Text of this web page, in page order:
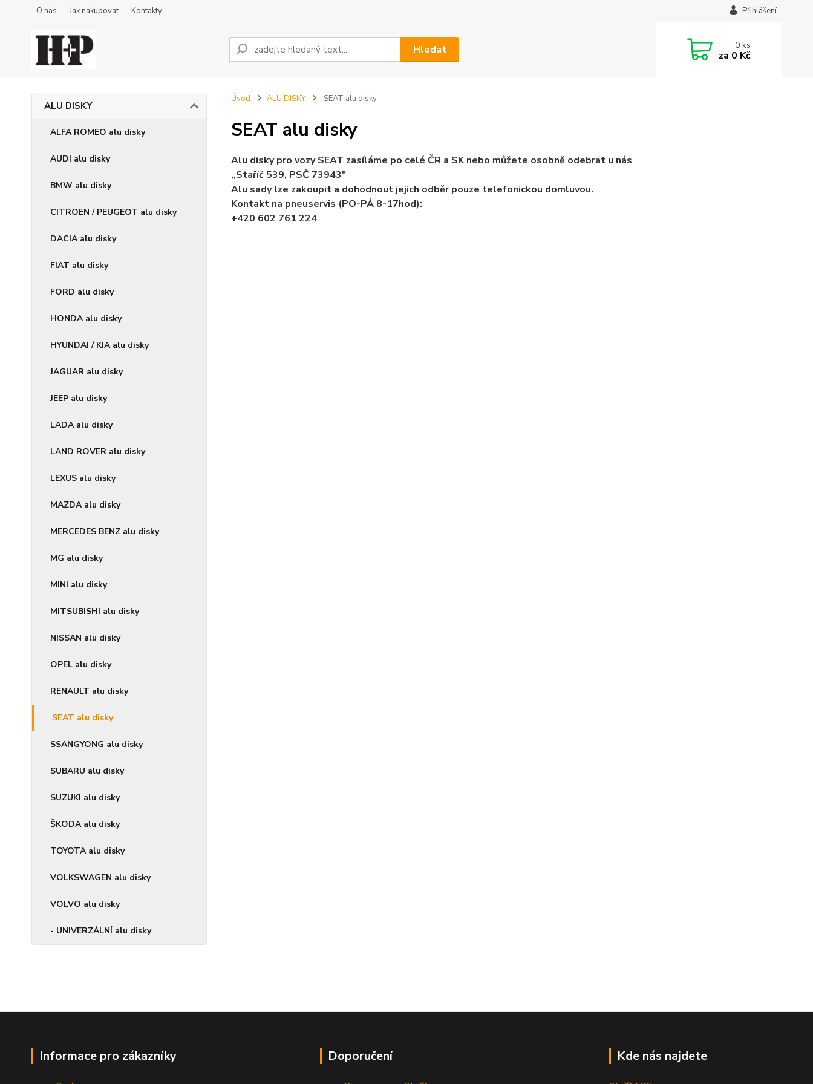
O nás Jak nakupovat Kontakty Přihlášení
Hledat 0ks
za 0 Kč
ALU DISKY
ALFA ROMEO alu disky
AUDI alu disky
BMW alu disky
CITROEN / PEUGEOT alu disky
DACIA alu disky
FIAT alu disky
FORD alu disky
HONDA alu disky
HYUNDAI / KIA alu disky
JAGUAR alu disky
JEEP alu disky
LADA alu disky
LAND ROVER alu disky
LEXUS alu disky
MAZDA alu disky
MERCEDES BENZ alu disky
MG alu disky
MINI alu disky
MITSUBISHI alu disky
NISSAN alu disky
OPEL alu disky
RENAULT alu disky
SEAT alu disky
SSANGYONG alu disky
SUBARU alu disky
SUZUKI alu disky
ŠKODA alu disky
TOYOTA alu disky
VOLKSWAGEN alu disky
VOLVO alu disky
- UNIVERZÁLNÍ alu disky
Úvod ALU DISKY SEAT alu disky
SEAT alu disky
Alu disky pro vozy SEAT zasíláme po celé ČR a SK nebo můžete osobně odebrat u nás
,,Staříč 539, PSČ 73943"
Alu sady lze zakoupit a dohodnout jejich odběr pouze telefonickou domluvou.
Kontakt na pneuservis (PO-PÁ 8-17hod):
+420 602 761 224
Informace pro zákazníky Doporučení Kde nás najdete